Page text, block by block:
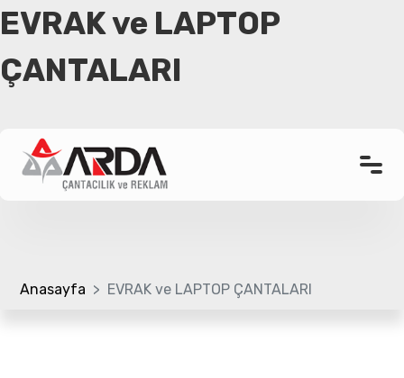
Kurumsal
Referanslar
EVRAK ve LAPTOP
ÇANTALARI
Anasayfa EVRAK ve LAPTOP ÇANTALARI